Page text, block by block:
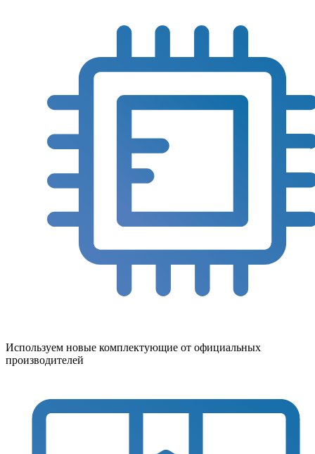
Используем новые комплектующие от официальных
производителей